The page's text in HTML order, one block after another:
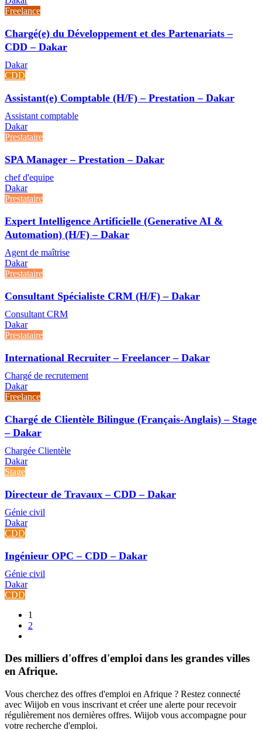
Freelance
Chargé(e) du Développement et des Partenariats –
CDD – Dakar
Dakar
CDD
Assistant(e) Comptable (H/F) – Prestation – Dakar
Assistant comptable
Dakar
Prestataire
SPA Manager – Prestation – Dakar
chef d'equipe
Dakar
Prestataire
Expert Intelligence Artificielle (Generative AI &
Automation) (H/F) – Dakar
Agent de maîtrise
Dakar
Prestataire
Consultant Spécialiste CRM (H/F) – Dakar
Consultant CRM
Dakar
Prestataire
International Recruiter – Freelancer – Dakar
Chargé de recrutement
Dakar
Freelance
Chargé de Clientèle Bilingue (Français-Anglais) – Stage
– Dakar
Chargée Clientèle
Dakar
Stage
Directeur de Travaux – CDD – Dakar
Génie civil
Dakar
CDD
Ingénieur OPC – CDD – Dakar
Génie civil
Dakar
CDD
1
2
Des milliers d'offres d'emploi dans les grandes villes
en Afrique.
Vous cherchez des offres d'emploi en Afrique ? Restez connecté
avec Wiijob en vous inscrivant et créer une alerte pour recevoir
régulièrement nos dernières offres. Wiijob vous accompagne pour
votre recherche d'emploi.